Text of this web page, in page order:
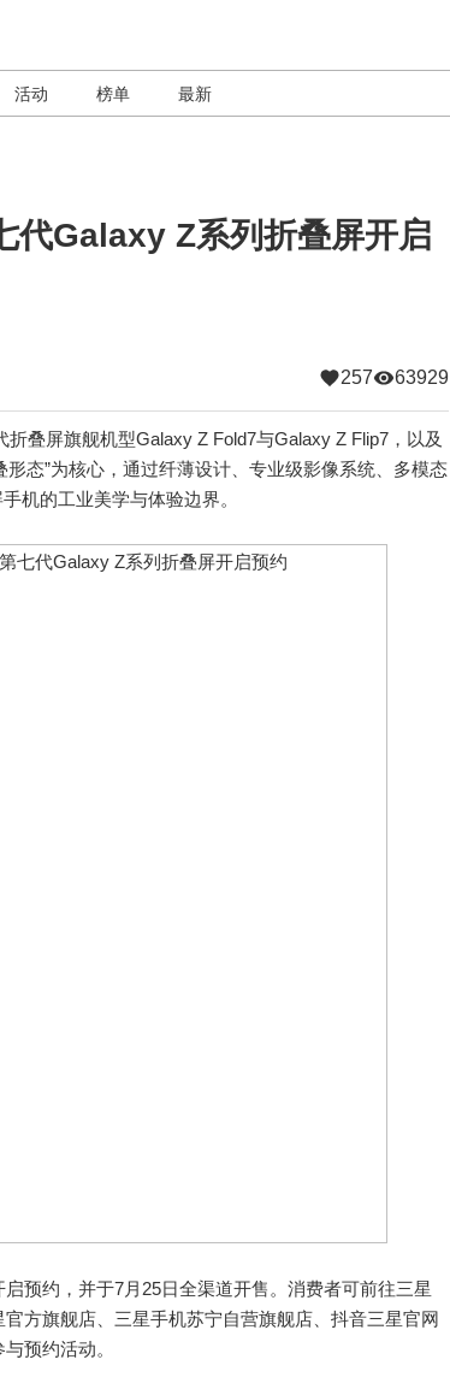
活动 榜单 最新
代Galaxy Z系列折叠屏开启
257 63929
屏旗舰机型Galaxy Z Fold7与Galaxy Z Flip7，以及
态”为核心，通过纤薄设计、专业级影像系统、多模态
机的工业美学与体验边界。
约，并于7月25日全渠道开售。消费者可前往三星
方旗舰店、三星手机苏宁自营旗舰店、抖音三星官网
预约活动。